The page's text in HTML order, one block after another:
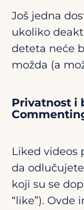
Još jedna
ukoliko
deteta neće
možda (a
Privatnost i
Liked videos
da
koji su se
“like”). Ovde